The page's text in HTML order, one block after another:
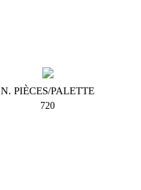
N. PIÈCES/PALETTE
720